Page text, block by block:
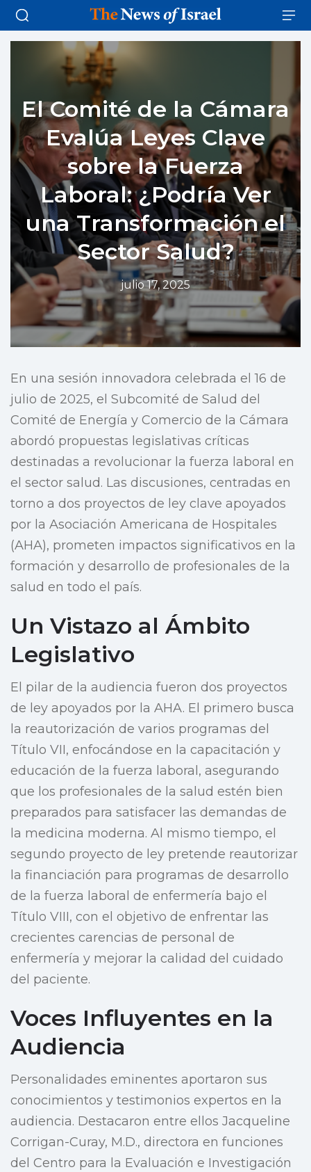
El Comité de la Cámara
Evalúa Leyes Clave
sobre la Fuerza
Laboral: ¿Podría Ver
una Transformación el
Sector Salud?
julio 17, 2025
En una sesión innovadora celebrada el 16 de
julio de 2025, el Subcomité de Salud del
Comité de Energía y Comercio de la Cámara
abordó propuestas legislativas críticas
destinadas a revolucionar la fuerza laboral en
el sector salud. Las discusiones, centradas en
torno a dos proyectos de ley clave apoyados
por la Asociación Americana de Hospitales
(AHA), prometen impactos significativos en la
formación y desarrollo de profesionales de la
salud en todo el país.
Un Vistazo al Ámbito
Legislativo
El pilar de la audiencia fueron dos proyectos
de ley apoyados por la AHA. El primero busca
la reautorización de varios programas del
Título VII, enfocándose en la capacitación y
educación de la fuerza laboral, asegurando
que los profesionales de la salud estén bien
preparados para satisfacer las demandas de
la medicina moderna. Al mismo tiempo, el
segundo proyecto de ley pretende reautorizar
la financiación para programas de desarrollo
de la fuerza laboral de enfermería bajo el
Título VIII, con el objetivo de enfrentar las
crecientes carencias de personal de
enfermería y mejorar la calidad del cuidado
del paciente.
Voces Influyentes en la
Audiencia
Personalidades eminentes aportaron sus
conocimientos y testimonios expertos en la
audiencia. Destacaron entre ellos Jacqueline
Corrigan-Curay, M.D., directora en funciones
del Centro para la Evaluación e Investigación